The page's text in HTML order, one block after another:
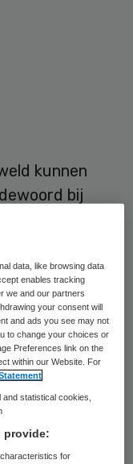
kunnen
bij
het horen van
slachtoffer
zal
in verband
coronavirus
bewijs
data, like browsing data
enables tracking
we and our partners
your consent will
and ads you see may not
to change your choices or
Preferences link on the
within our Website. For
statistical cookies,
provide:
for